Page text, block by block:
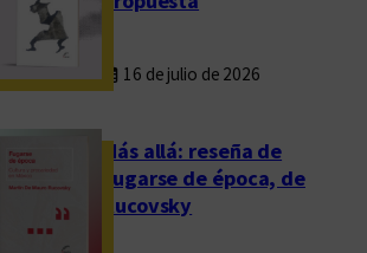
16 de julio de 2026
Más allá: reseña de
Fugarse de época, de
Rucovsky